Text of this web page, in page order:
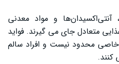
آنتی‌اکسیدان‌ها و مواد معدنی
متعادل جای می ‌گیرند. فواید
محدود نیست و افراد سالم
‌کنند.